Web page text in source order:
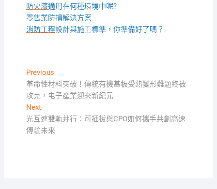
防火漆適用在何種環境中呢?
零售業防損解決方案
消防工程設計與施工標準，你準備好了嗎？
文
章
導
覽
PreviousPrevious
post:
革命性材料突破！傳統有機基板受熱變形難題終被
攻克，电子產業迎來新紀元
NextNext
post:
光互連雙軌并行：可插拔與CPO如何攜手共創高速
傳輸未來